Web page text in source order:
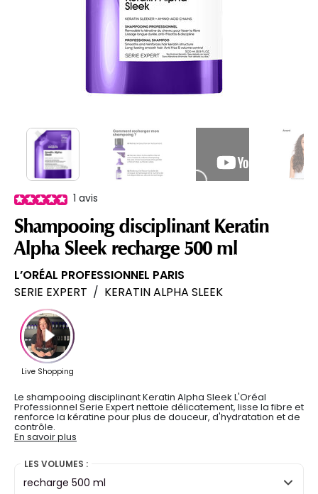
1 avis
Shampooing disciplinant Keratin
Alpha Sleek recharge 500 ml
L’ORÉAL PROFESSIONNEL PARIS
SERIE EXPERT / KERATIN ALPHA SLEEK
Le shampooing disciplinant Keratin Alpha Sleek L'Oréal
Professionnel Serie Expert nettoie délicatement, lisse la fibre et
renforce la kératine pour plus de douceur, d'hydratation et de
contrôle.
En savoir plus
LES VOLUMES :
recharge 500 ml